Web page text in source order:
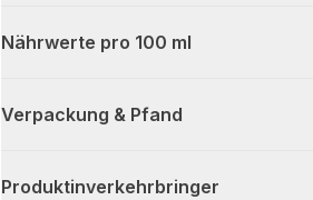
Nährwerte pro 100 ml
Verpackung & Pfand
Produktinverkehrbringer